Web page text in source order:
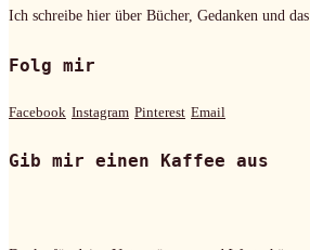
Ich schreibe hier über Bücher, Gedanken und
Folg mir
Facebook Instagram Pinterest Email
Gib mir einen Kaffee aus